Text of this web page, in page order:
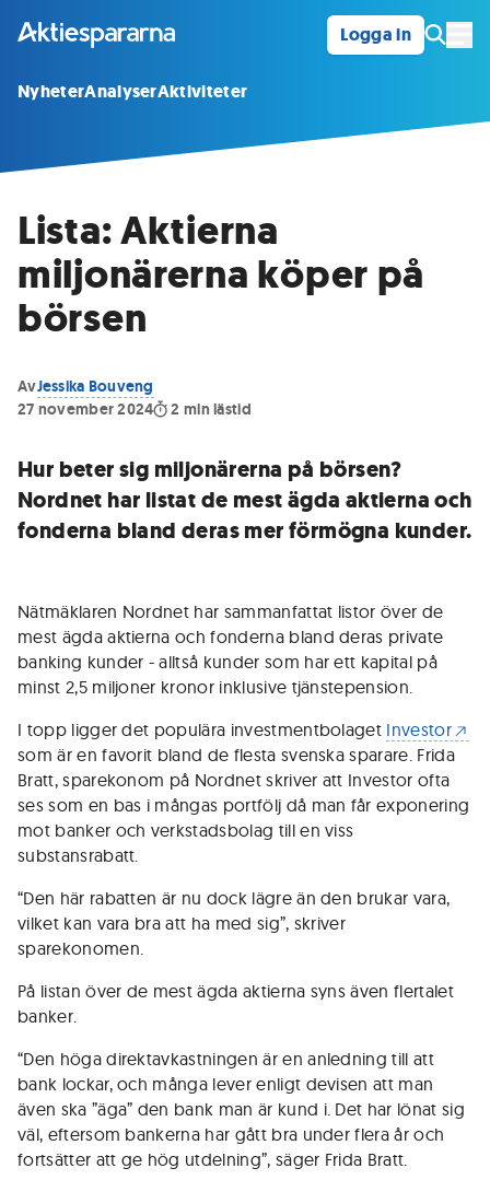
Logga in
NyheterAnalyserAktiviteter
Lista: Aktierna
miljonärerna köper på
börsen
AvJessika Bouveng
27 november 2024
2 min lästid
Hur beter sig miljonärerna på börsen?
Nordnet har listat de mest ägda aktierna och
fonderna bland deras mer förmögna kunder.
Nätmäklaren Nordnet har sammanfattat listor över de
mest ägda aktierna och fonderna bland deras private
banking kunder - alltså kunder som har ett kapital på
minst 2,5 miljoner kronor inklusive tjänstepension.
I topp ligger det populära investmentbolaget Investor
som är en favorit bland de flesta svenska sparare. Frida
Bratt, sparekonom på Nordnet skriver att Investor ofta
ses som en bas i mångas portfölj då man får exponering
mot banker och verkstadsbolag till en viss
substansrabatt.
“Den här rabatten är nu dock lägre än den brukar vara,
vilket kan vara bra att ha med sig”, skriver
sparekonomen.
På listan över de mest ägda aktierna syns även flertalet
banker.
“Den höga direktavkastningen är en anledning till att
bank lockar, och många lever enligt devisen att man
även ska ”äga” den bank man är kund i. Det har lönat sig
väl, eftersom bankerna har gått bra under flera år och
fortsätter att ge hög utdelning”, säger Frida Bratt.